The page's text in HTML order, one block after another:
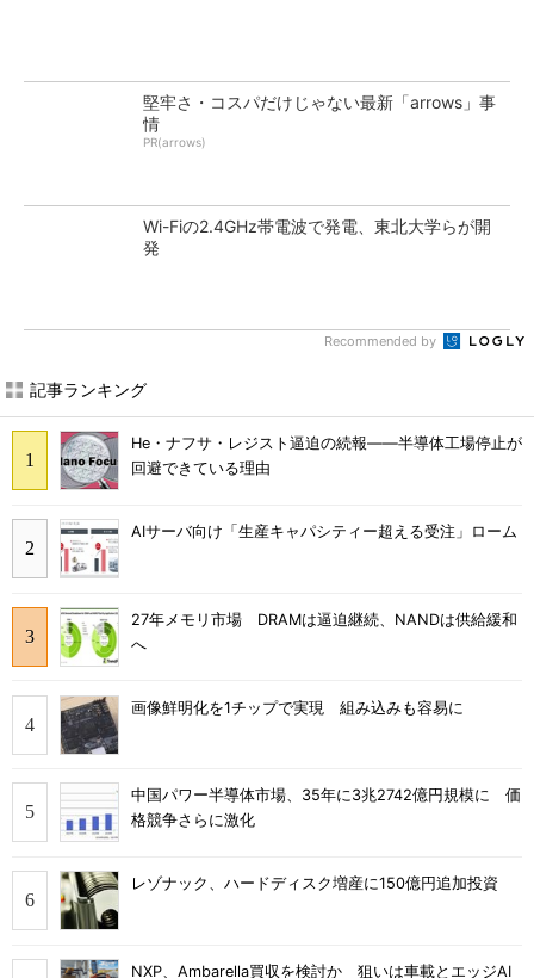
堅牢さ・コスパだけじゃない最新「arrows」事
情
PR(arrows)
Wi-Fiの2.4GHz帯電波で発電、東北大学らが開
発
Recommended by
記事ランキング
He・ナフサ・レジスト逼迫の続報――半導体工場停止が
回避できている理由
AIサーバ向け「生産キャパシティー超える受注」ローム
27年メモリ市場 DRAMは逼迫継続、NANDは供給緩和
へ
画像鮮明化を1チップで実現 組み込みも容易に
中国パワー半導体市場、35年に3兆2742億円規模に 価
格競争さらに激化
レゾナック、ハードディスク増産に150億円追加投資
NXP、Ambarella買収を検討か 狙いは車載とエッジAI